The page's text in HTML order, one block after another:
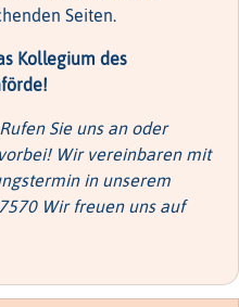
Seiten.
Kollegium des
Sie uns an oder
Wir vereinbaren mit
in unserem
Wir freuen uns auf